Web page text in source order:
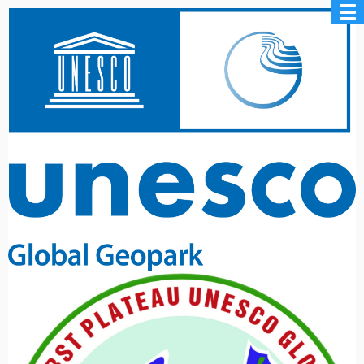
Panorama
Toàn cảnh Lũng Hồ - Lung Ho Panorama
Đồn Pháp Đường Thượng - Duong Thuong French Fortress
Rừng chè cổ thụ Ngam La - Ngam La Ancient Forest of Teas
Chân trời karst - Karst Horizon
Thiết Giao Long Phá Thạch - Stone Crocodile
Điểm Cực Bắc - Northernmost Point of Vietnam
Cổng trời Quản Bạ - Quan Ba Heaven Gate
Ngọc Bích Nho Quế - Hẻm vực Tu Sản / Emerald Nho Que -
Thạch Kê - Thạch Khuyển / Rooster-shaped Rock - Dog-
shaped Rock
Đền thờ Thần Nước / Water Shrine